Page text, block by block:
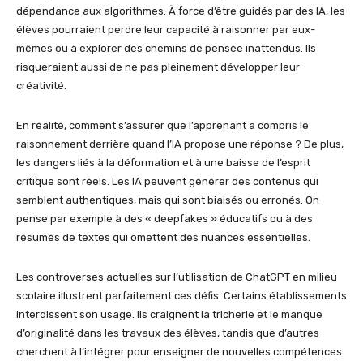
dépendance aux algorithmes. À force d’être guidés par des IA, les
élèves pourraient perdre leur capacité à raisonner par eux-
mêmes ou à explorer des chemins de pensée inattendus. Ils
risqueraient aussi de ne pas pleinement développer leur
créativité.
En réalité, comment s’assurer que l’apprenant a compris le
raisonnement derrière quand l’IA propose une réponse ? De plus,
les dangers liés à la déformation et à une baisse de l’esprit
critique sont réels. Les IA peuvent générer des contenus qui
semblent authentiques, mais qui sont biaisés ou erronés. On
pense par exemple à des « deepfakes » éducatifs ou à des
résumés de textes qui omettent des nuances essentielles.
Les controverses actuelles sur l’utilisation de ChatGPT en milieu
scolaire illustrent parfaitement ces défis. Certains établissements
interdissent son usage. Ils craignent la tricherie et le manque
d’originalité dans les travaux des élèves, tandis que d’autres
cherchent à l’intégrer pour enseigner de nouvelles compétences